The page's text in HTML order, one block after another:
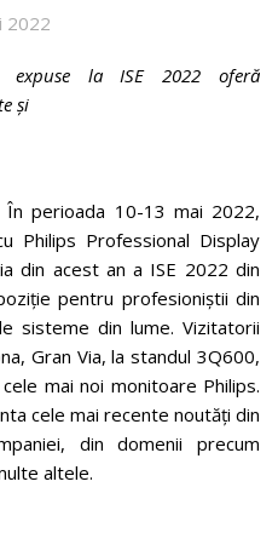
2022
expuse la ISE 2022 oferă
și
În perioada 10-13 mai 2022,
Philips Professional Display
din acest an a ISE 2022 din
pentru profesioniștii din
sisteme din lume. Vizitatorii
Gran Via, la standul 3Q600,
mai noi monitoare Philips.
cele mai recente noutăți din
din domenii precum
altele.